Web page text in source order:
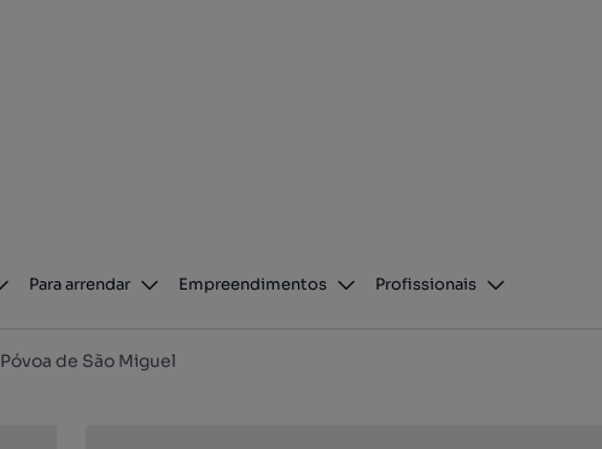
Para arrendar Empreendimentos Profissionais
Póvoa de São Miguel